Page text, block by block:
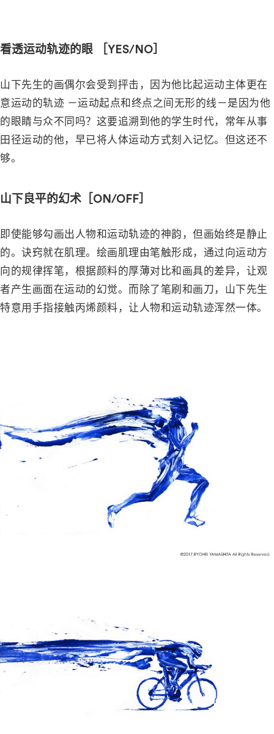
看透运动轨迹的眼 ［YES/NO］
山下先生的画偶尔会受到抨击，因为他比起运动主体更在
意运动的轨迹 －运动起点和终点之间无形的线－是因为他
的眼睛与众不同吗？这要追溯到他的学生时代，常年从事
田径运动的他，早已将人体运动方式刻入记忆。但这还不
够。
山下良平的幻术［ON/OFF］
即使能够勾画出人物和运动轨迹的神韵，但画始终是静止
的。诀窍就在肌理。绘画肌理由笔触形成，通过向运动方
向的规律挥笔，根据颜料的厚薄对比和画具的差异，让观
者产生画面在运动的幻觉。而除了笔刷和画刀，山下先生
特意用手指接触丙烯颜料，让人物和运动轨迹浑然一体。